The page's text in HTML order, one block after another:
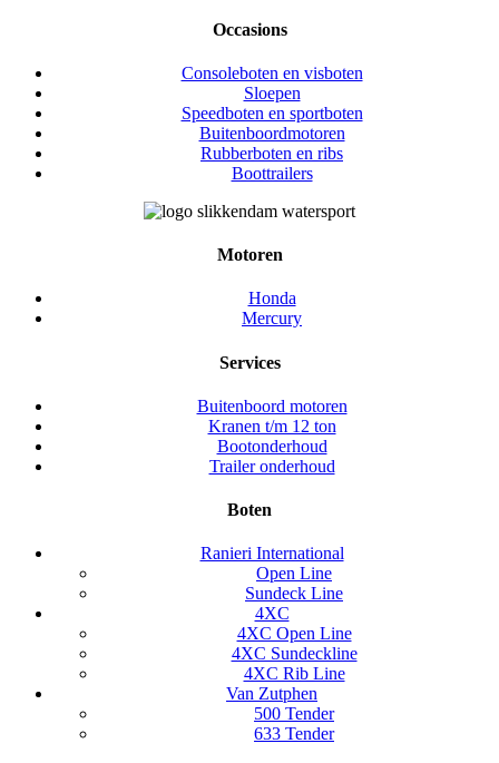
Occasions
Consoleboten en visboten
Sloepen
Speedboten en sportboten
Buitenboordmotoren
Rubberboten en ribs
Boottrailers
Motoren
Honda
Mercury
Services
Buitenboord motoren
Kranen t/m 12 ton
Bootonderhoud
Trailer onderhoud
Boten
Ranieri International
Open Line
Sundeck Line
4XC
4XC Open Line
4XC Sundeckline
4XC Rib Line
Van Zutphen
500 Tender
633 Tender